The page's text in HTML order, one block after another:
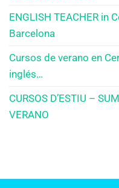
ENGLISH TEACHER in
Barcelona
Cursos de verano en
inglés…
CURSOS D’ESTIU –
VERANO